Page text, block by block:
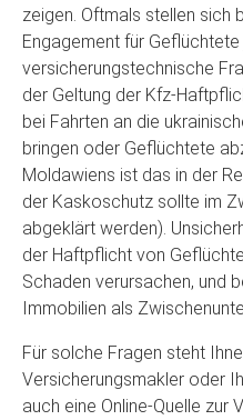
zeigen. Oftmals stellen sich
Engagement für
versicherungstechnische
der Geltung der Kfz-
bei Fahrten an die
bringen oder Geflüchtete
Moldawiens ist das in der
der Kaskoschutz sollte im
abgeklärt werden).
der Haftpflicht von
Schaden verursachen, und
Immobilien als
Für solche Fragen steht
Versicherungsmakler oder
auch eine Online-Quelle zur